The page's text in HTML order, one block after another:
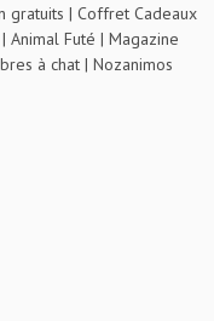
gratuits |Coffret Cadeaux
|Animal Futé |Magazine
à chat |Nozanimos